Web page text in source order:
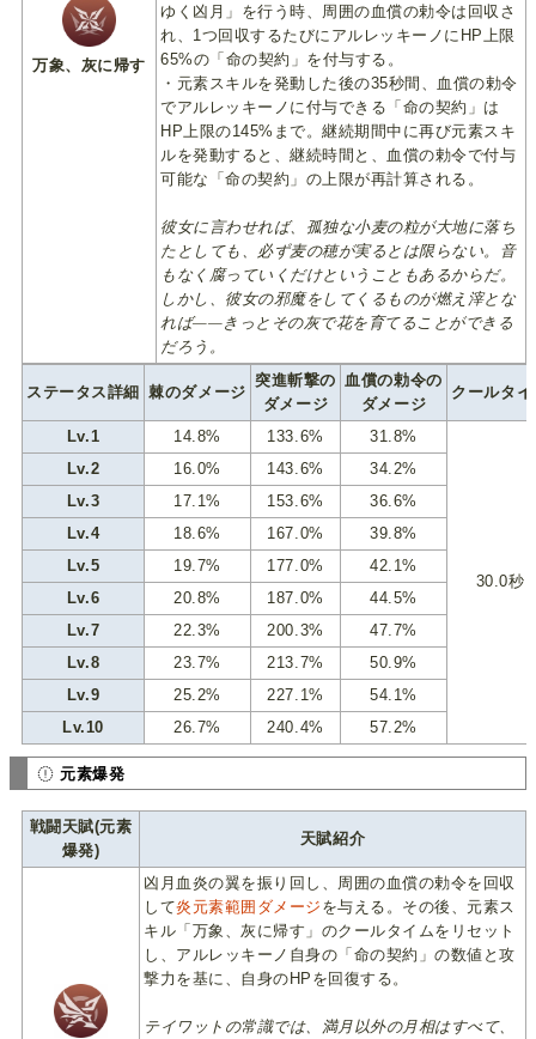
万象、灰に帰す
ゆく凶月」を行う時、周囲の血償の勅令は回収さ
れ、1つ回収するたびにアルレッキーノにHP上限
65%の「命の契約」を付与する。
・元素スキルを発動した後の35秒間、血償の勅令
でアルレッキーノに付与できる「命の契約」は
HP上限の145%まで。継続期間中に再び元素スキ
ルを発動すると、継続時間と、血償の勅令で付与
可能な「命の契約」の上限が再計算される。
彼女に言わせれば、孤独な小麦の粒が大地に落ち
たとしても、必ず麦の穂が実るとは限らない。音
もなく腐っていくだけということもあるからだ。
しかし、彼女の邪魔をしてくるものが燃え滓とな
れば——きっとその灰で花を育てることができる
だろう。
ステータス詳細 棘のダメージ
突進斬撃の
ダメージ
血償の勅令の
ダメージ
クールタイ
Lv.1 14.8% 133.6% 31.8%
30.0秒
Lv.2 16.0% 143.6%
34.2%
Lv.3
17.1% 153.6%
36.6%
Lv.4
18.6% 167.0%
39.8%
Lv.5
19.7% 177.0%
42.1%
Lv.6
20.8% 187.0%
44.5%
Lv.7
22.3% 200.3%
47.7%
Lv.8
23.7% 213.7%
50.9%
Lv.9
25.2% 227.1%
54.1%
Lv.10
26.7% 240.4% 57.2%
元素爆発
戦闘天賦(元素
爆発)
天賦紹介
凶月血炎の翼を振り回し、周囲の血償の勅令を回収
して炎元素範囲ダメージ を与える。その後、元素ス
キル「万象、灰に帰す」のクールタイムをリセット
し、アルレッキーノ自身の「命の契約」の数値と攻
撃力を基に、自身のHPを回復する。
テイワットの常識では、満月以外の月相はすべて、